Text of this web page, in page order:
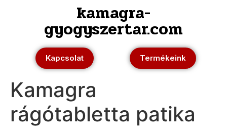
kamagra-
gyogyszertar.com
Kapcsolat Termékeink
Kamagra
rágótabletta patika